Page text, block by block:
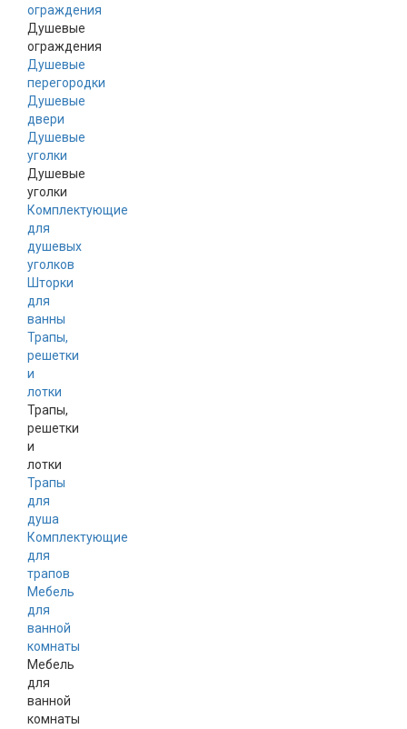
ограждения
Душевые
ограждения
Душевые
перегородки
Душевые
двери
Душевые
уголки
Душевые
уголки
Комплектующие
для
душевых
уголков
Шторки
для
ванны
Трапы,
решетки
и
лотки
Трапы,
решетки
и
лотки
Трапы
для
душа
Комплектующие
для
трапов
Мебель
для
ванной
комнаты
Мебель
для
ванной
комнаты